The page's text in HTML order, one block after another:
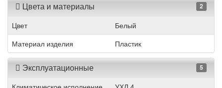
Цвета и материалы 2
Цвет
Белый
Материал изделия
Пластик
Эксплуатационные 5